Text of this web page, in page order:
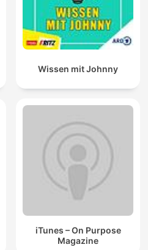
Wissen mit Johnny
iTunes – On Purpose
Magazine